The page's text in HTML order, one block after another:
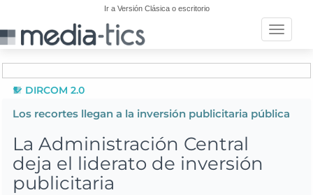
Ir a Versión Clásica o escritorio
Toggle
DIRCOM 2.0
Los recortes llegan a la inversión publicitaria pública
La Administración Central
deja el liderato de inversión
publicitaria